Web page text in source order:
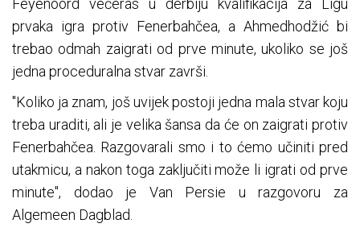
Feyenoord večeras u derbiju kvalifikacija za Ligu
prvaka igra protiv Fenerbahčea, a Ahmedhodžić bi
trebao odmah zaigrati od prve minute, ukoliko se još
jedna proceduralna stvar završi.
"Koliko ja znam, još uvijek postoji jedna mala stvar koju
treba uraditi, ali je velika šansa da će on zaigrati protiv
Fenerbahčea. Razgovarali smo i to ćemo učiniti pred
utakmicu, a nakon toga zaključiti može li igrati od prve
minute", dodao je Van Persie u razgovoru za
Algemeen Dagblad.